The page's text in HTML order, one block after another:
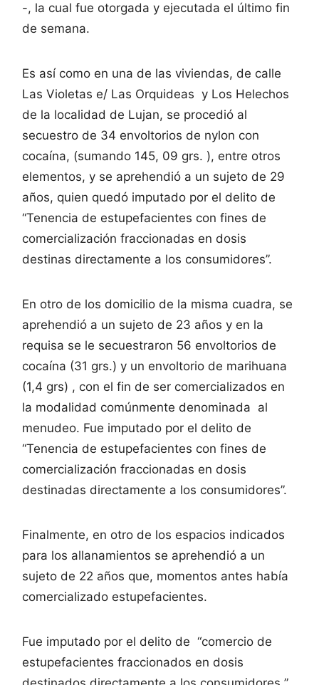
-, la cual fue otorgada y ejecutada el último fin
de semana.
Es así como en una de las viviendas, de calle
Las Violetas e/ Las Orquideas y Los Helechos
de la localidad de Lujan, se procedió al
secuestro de 34 envoltorios de nylon con
cocaína, (sumando 145, 09 grs. ), entre otros
elementos, y se aprehendió a un sujeto de 29
años, quien quedó imputado por el delito de
“Tenencia de estupefacientes con fines de
comercialización fraccionadas en dosis
destinas directamente a los consumidores”.
En otro de los domicilio de la misma cuadra, se
aprehendió a un sujeto de 23 años y en la
requisa se le secuestraron 56 envoltorios de
cocaína (31 grs.) y un envoltorio de marihuana
(1,4 grs) , con el fin de ser comercializados en
la modalidad comúnmente denominada al
menudeo. Fue imputado por el delito de
“Tenencia de estupefacientes con fines de
comercialización fraccionadas en dosis
destinadas directamente a los consumidores”.
Finalmente, en otro de los espacios indicados
para los allanamientos se aprehendió a un
sujeto de 22 años que, momentos antes había
comercializado estupefacientes.
Fue imputado por el delito de “comercio de
estupefacientes fraccionados en dosis